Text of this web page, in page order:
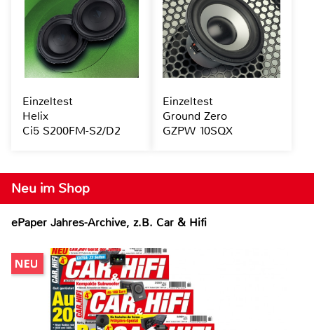
Neu im Shop
ePaper Jahres-Archive, z.B. Car & Hifi
Einzeltest
Helix
Ci5 S200FM-S2/D2
Einzeltest
Ground Zero
GZPW 10SQX